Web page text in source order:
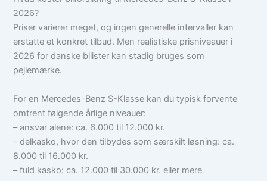
2026?
Priser varierer meget, og ingen generelle intervaller kan
erstatte et konkret tilbud. Men realistiske prisniveauer i
2026 for danske bilister kan stadig bruges som
pejlemærke.
For en Mercedes-Benz S-Klasse kan du typisk forvente
omtrent følgende årlige niveauer:
– ansvar alene: ca. 6.000 til 12.000 kr.
– delkasko, hvor den tilbydes som særskilt løsning: ca.
8.000 til 16.000 kr.
– fuld kasko: ca. 12.000 til 30.000 kr. eller mere